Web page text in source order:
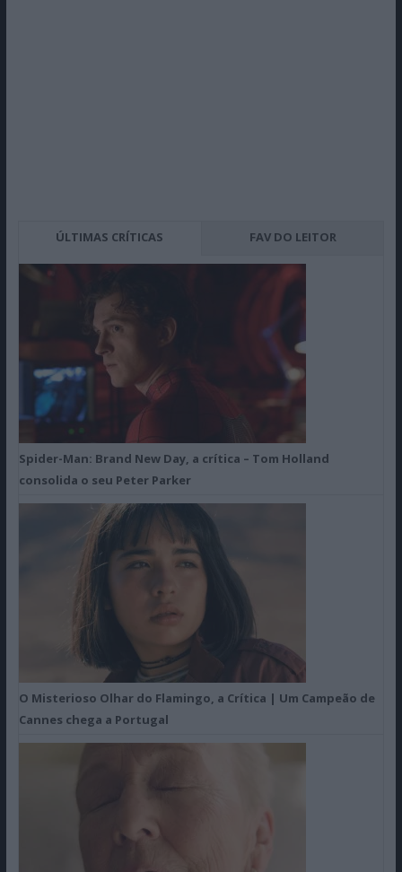
ÚLTIMAS CRÍTICAS FAV DO LEITOR
Spider-Man: Brand New Day, a crítica – Tom Holland
consolida o seu Peter Parker
O Misterioso Olhar do Flamingo, a Crítica | Um Campeão de
Cannes chega a Portugal